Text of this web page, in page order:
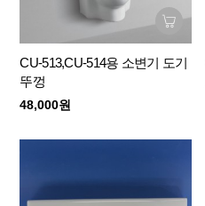
CU-513,CU-514용 소변기 도기
뚜껑
48,000원